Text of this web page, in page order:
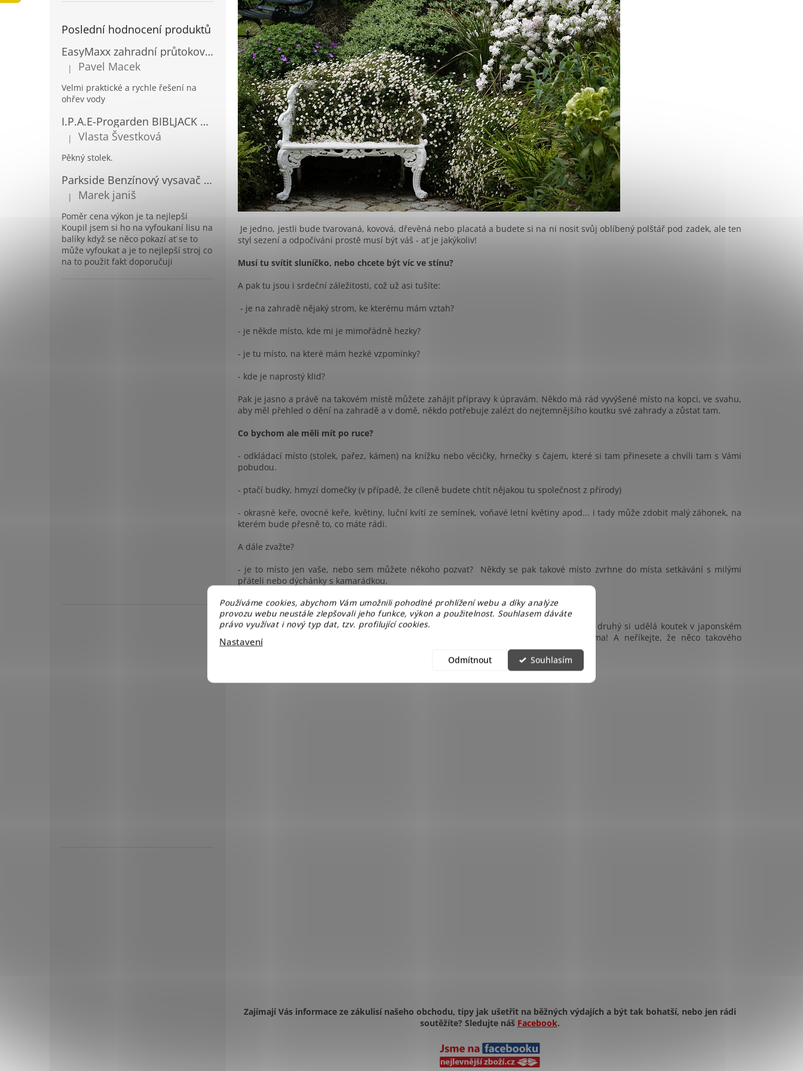
Používáme cookies, abychom Vám umožnili pohodlné prohlížení webu a díky analýze
provozu webu neustále zlepšovali jeho funkce, výkon a použitelnost. Souhlasem dáváte
právo využívat i nový typ dat, tzv. profilující cookies.
Nastavení
Odmítnout Souhlasím
Poslední hodnocení produktů
EasyMaxx zahradní průtokový ohřívač vody 04900
Hodnocení produktu je 5 z 5 hvězdiček.
| Pavel Macek
Velmi praktické a rychle řešení na
ohřev vody
I.P.A.E-Progarden BIBLJACK Zahradní plastový stůl JACK RATAN antracitový
Hodnocení produktu je 5 z 5 hvězdiček.
| Vlasta Švestková
Pěkný stolek.
Parkside Benzínový vysavač a foukač listí PBLS 26 B2
Hodnocení produktu je 5 z 5 hvězdiček.
| Marek janiš
Poměr cena výkon je ta nejlepší
Koupil jsem si ho na vyfoukaní lisu na
balíky když se něco pokazí ať se to
může vyfoukat a je to nejlepší stroj co
na to použit fakt doporučuji
Je jedno, jestli bude tvarovaná, kovová, dřevěná nebo placatá a budete si na ni nosit svůj oblíbený polštář pod zadek, ale ten
styl sezení a odpočívání prostě musí být váš - ať je jakýkoliv!
Musí tu svítit sluníčko, nebo chcete být víc ve stínu?
A pak tu jsou i srdeční záležitosti, což už asi tušíte:
- je na zahradě nějaký strom, ke kterému mám vztah?
- je někde místo, kde mi je mimořádně hezky?
- je tu místo, na které mám hezké vzpomínky?
- kde je naprostý klid?
Pak je jasno a právě na takovém místě můžete zahájit přípravy k úpravám. Někdo má rád vyvýšené místo na kopci, ve svahu,
aby měl přehled o dění na zahradě a v domě, někdo potřebuje zalézt do nejtemnějšího koutku své zahrady a zůstat tam.
Co bychom ale měli mít po ruce?
- odkládací místo (stolek, pařez, kámen) na knížku nebo věcičky, hrnečky s čajem, které si tam přinesete a chvíli tam s Vámi
pobudou.
- ptačí budky, hmyzí domečky (v případě, že cíleně budete chtít nějakou tu společnost z přírody)
- okrasné keře, ovocné keře, květiny, luční kvítí ze semínek, voňavé letní květiny apod... i tady může zdobit malý záhonek, na
kterém bude přesně to, co máte rádi.
A dále zvažte?
- je to místo jen vaše, nebo sem můžete někoho pozvat? Někdy se pak takové místo zvrhne do místa setkávání s milými
přáteli nebo dýchánky s kamarádkou.
V jednoduchosti je krása
A zatímco někomu postačí lavička ze dvou pařezů a prkna pod lípou na rohu zahrady, druhý si udělá koutek v japonském
stylu a jiný zase voňavou květinovou záplavu. A každý takový koutek je radost sama! A neříkejte, že něco takového
nepotřebujete! Určitě ano!
si u nás můžete vybrat. Která se líbí víc?
Zajímají Vás informace ze zákulisí našeho obchodu, tipy jak ušetřit na běžných výdajích a být tak bohatší, nebo jen rádi
soutěžíte? Sledujte náš Facebook.